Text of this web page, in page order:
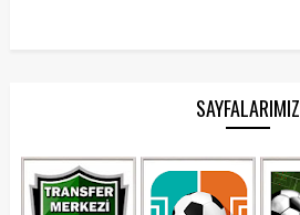
SAYFALARIMIZ